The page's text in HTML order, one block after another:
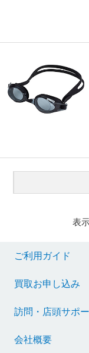
表
ご利用ガイド
買取お申し込み
訪問・店頭サポ
会社概要